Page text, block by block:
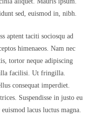
sed, euismod in, nibh.
aptent taciti sociosqu ad
himenaeos. Nam nec
tortor neque adipiscing
facilisi. Ut fringilla.
consequat imperdiet.
Suspendisse in justo eu
lacus luctus magna.